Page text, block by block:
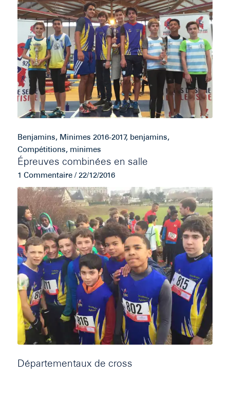
Benjamins, Minimes 2016-2017, benjamins,
Compétitions, minimes
Épreuves combinées en salle
1 Commentaire / 22/12/2016
Départementaux de cross